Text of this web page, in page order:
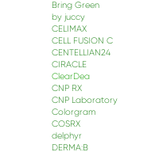
Bring Green
by juccy
CELIMAX
CELL FUSION С
CENTELLIAN24
CIRACLE
ClearDea
CNP RX
CNP Laboratory
Colorgram
COSRX
delphyr
DERMA:B